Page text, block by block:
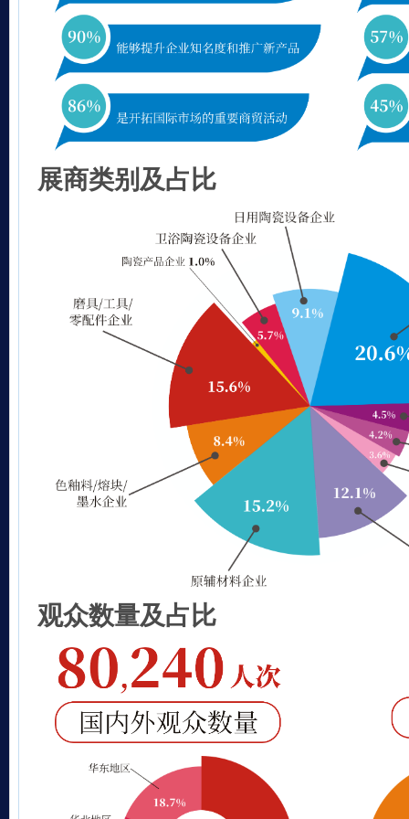
展商类别及占比
观众数量及占比